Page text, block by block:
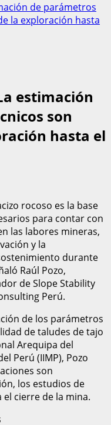
de parámetros
la exploración hasta
estimación
son
hasta el
rocoso es la base
para contar con
las labores mineras,
y la
durante
Raúl Pozo,
de Slope Stability
Perú.
de los parámetros
de taludes de tajo
Arequipa del
Perú (IIMP), Pozo
son
los estudios de
cierre de la mina.